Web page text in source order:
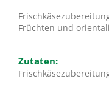
Früchten und
Zutaten: